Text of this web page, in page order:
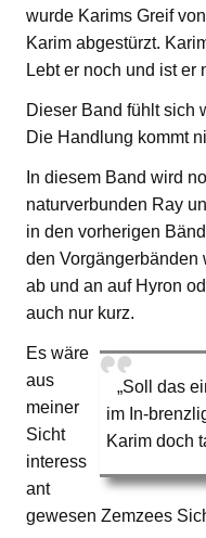
wurde Karims Greif
Karim abgestürzt.
Lebt er noch und ist
Dieser Band fühlt sich
Die Handlung kommt
In diesem Band wird
naturverbunden Ray
in den vorherigen
den Vorgängerbänden
ab und an auf Hyron
auch nur kurz.
„Soll das
im In-
Karim doch
Es wäre
aus
meiner
Sicht
interess
ant
gewesen Zemzees